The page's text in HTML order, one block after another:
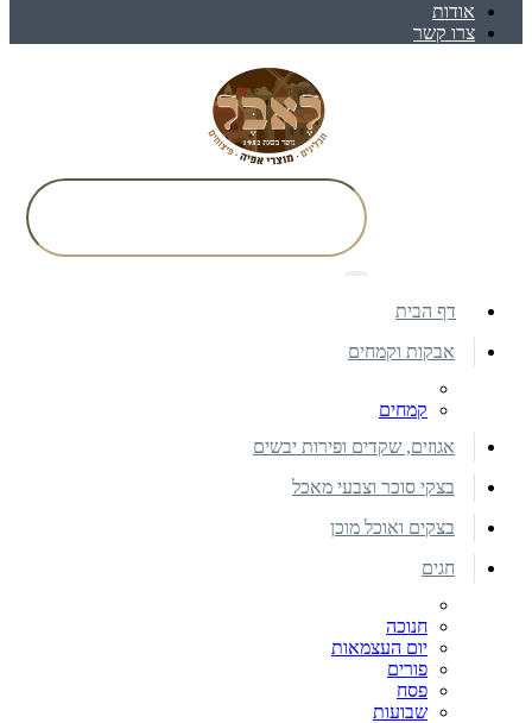
אודות
צרו קשר
דף הבית
אבקות וקמחים
קמחים
אגוזים, שקדים ופירות יבשים
בצקי סוכר וצבעי מאכל
בצקים ואוכל מוכן
חגים
חנוכה
יום העצמאות
פורים
פסח
שבועות